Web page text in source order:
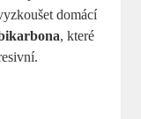
domácí
, které